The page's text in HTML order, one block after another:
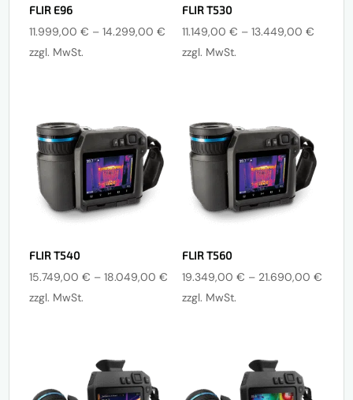
FLIR E96
11.999,00€ –14.299,00€ Preisspanne:
11.999,00 €
zzgl. MwSt.
FLIR T530
11.149,00€ –13.449,00€
zzgl. MwSt.
FLIR T540
15.749,00€ –18.049,00€ Preisspanne:
15.749,00 €
zzgl. MwSt.
FLIR T560
19.349,00€ – 21.690,00€
zzgl. MwSt.